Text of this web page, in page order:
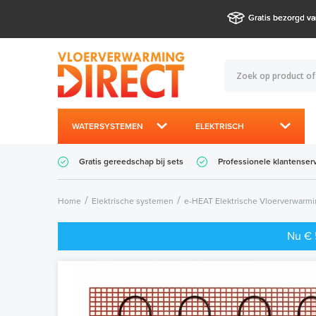
Gratis bezorgd
WATERSYSTEMEN ELEKTRISCH
Gratis gereedschap bij sets Professionele
Home Elektrische systemen e-HEAT Elektrische
Nu €